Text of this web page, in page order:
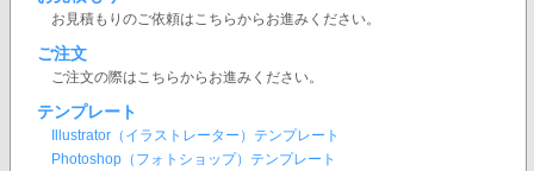
お見積もりのご依頼はこちらからお進みください。
ご注文
ご注文の際はこちらからお進みください。
テンプレート
Illustrator（イラストレーター）テンプレート
Photoshop（フォトショップ）テンプレート